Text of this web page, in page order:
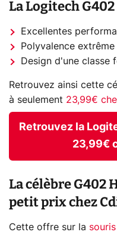
La Logitech
Excellentes
Polyvalence extrême
Design d'une classe
Retrouvez ainsi cette
à seulement 23,99€
Retrouvez la
23,99€
La célèbre G402
petit prix chez
Cette offre sur la